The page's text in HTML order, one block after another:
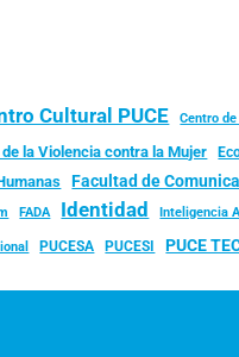
Cultural PUCE Centro
la Violencia contra la Mujer
Facultad de
FADA Identidad Inteligencia
PUCESA PUCESI PUCE